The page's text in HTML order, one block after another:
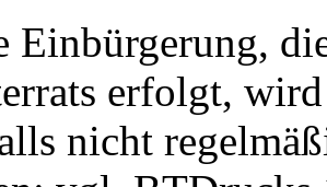
erfolgt,
nicht